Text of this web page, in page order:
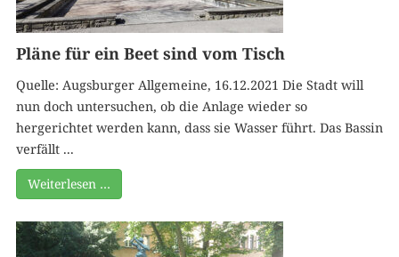
Pläne für ein Beet sind vom Tisch
Quelle: Augsburger Allgemeine, 16.12.2021 Die Stadt will
nun doch untersuchen, ob die Anlage wieder so
hergerichtet werden kann, dass sie Wasser führt. Das Bassin
verfällt ...
Weiterlesen …